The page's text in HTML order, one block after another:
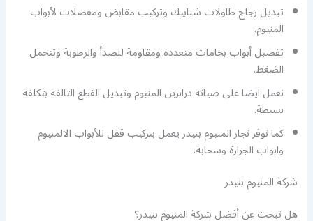
تبديل زجاج طاولات شبابيك وتركيب مقابض ومفصلات لأبواب
المنيوم.
تفصيل أبواب بخامات متعددة ومقاومة للصدأ والرطوبة وتتحمل
الضغط.
نعمل ايضا على صيانة درابزين المنيوم وتبديل القطع التالفة بتكلفة
بسيطة.
كما نوفر نجار المنيوم بنيدر يعمل بتركيب قفل للأبواب الالمنيوم
وابواب الجرارة وسحابة.
شركة المنيوم بنيدر
هل تبحث عن أفضل شركة المنيوم بنيدر؟